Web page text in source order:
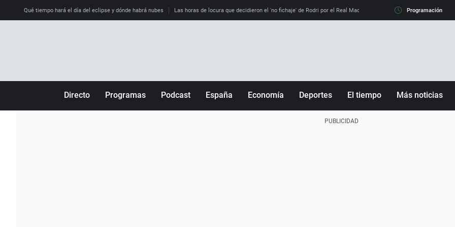
Qué tiempo hará el día del eclipse y dónde habrá nubes Las horas de locura que decidieron el 'no fichaje' de Rodri por el Real Madrid y su 'sí' al Barça La llamada
Programación
Directo Programas Podcast España Economía Deportes El tiempo Más noticias